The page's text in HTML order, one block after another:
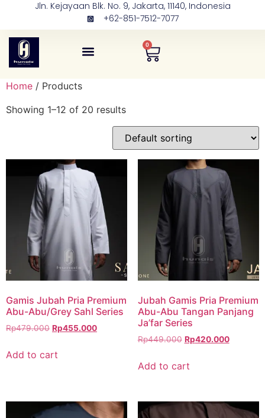
Jln. Kejayaan Blk. No. 9, Jakarta, 11140, Indonesia
+62-851-7512-7077
0
Home / Products
Showing 1–12 of 20 results
Gamis Jubah Pria Premium
Abu-Abu/Grey Sahl Series
Rp479.000 Rp455.000
Add to cart
Jubah Gamis Pria Premium
Abu-Abu Tangan Panjang
Ja’far Series
Rp449.000 Rp420.000
Add to cart